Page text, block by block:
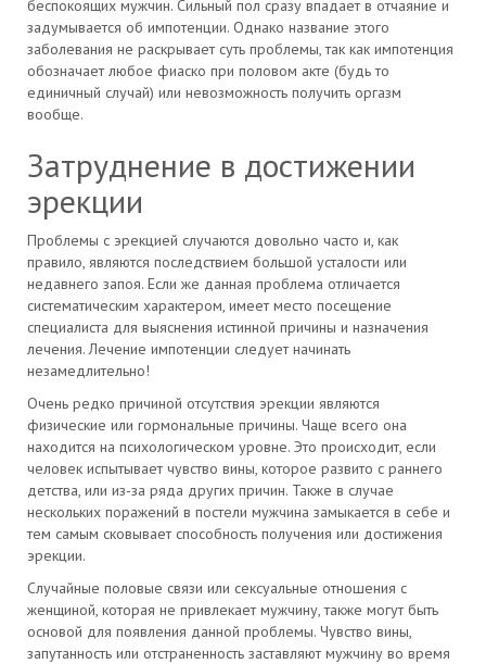
беспокоящих мужчин. Сильный пол сразу впадает в отчаяние и
задумывается об импотенции. Однако название этого
заболевания не раскрывает суть проблемы, так как импотенция
обозначает любое фиаско при половом акте (будь то
единичный случай) или невозможность получить оргазм
вообще.
Затруднение в достижении
эрекции
Проблемы с эрекцией случаются довольно часто и, как
правило, являются последствием большой усталости или
недавнего запоя. Если же данная проблема отличается
систематическим характером, имеет место посещение
специалиста для выяснения истинной причины и назначения
лечения. Лечение импотенции следует начинать
незамедлительно!
Очень редко причиной отсутствия эрекции являются
физические или гормональные причины. Чаще всего она
находится на психологическом уровне. Это происходит, если
человек испытывает чувство вины, которое развито с раннего
детства, или из-за ряда других причин. Также в случае
нескольких поражений в постели мужчина замыкается в себе и
тем самым сковывает способность получения или достижения
эрекции.
Случайные половые связи или сексуальные отношения с
женщиной, которая не привлекает мужчину, также могут быть
основой для появления данной проблемы. Чувство вины,
запутанность или отстраненность заставляют мужчину во время